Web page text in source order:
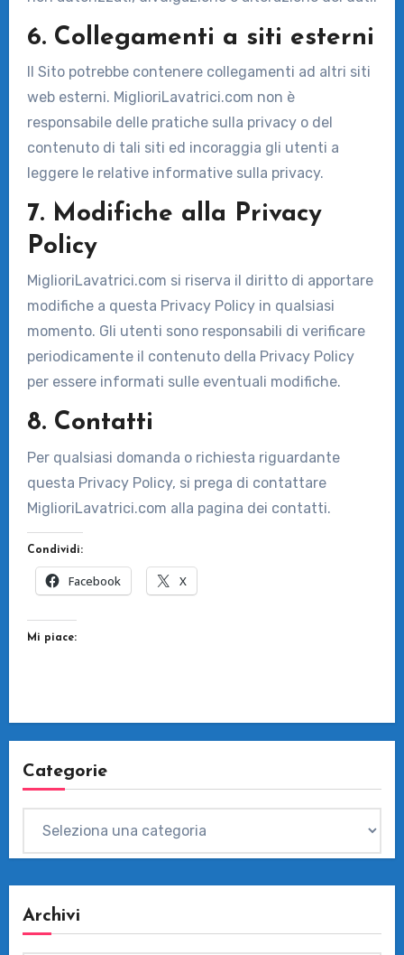
6. Collegamenti a siti esterni
Il Sito potrebbe contenere collegamenti ad altri siti
web esterni. MiglioriLavatrici.com non è
responsabile delle pratiche sulla privacy o del
contenuto di tali siti ed incoraggia gli utenti a
leggere le relative informative sulla privacy.
7. Modifiche alla Privacy
Policy
MiglioriLavatrici.com si riserva il diritto di apportare
modifiche a questa Privacy Policy in qualsiasi
momento. Gli utenti sono responsabili di verificare
periodicamente il contenuto della Privacy Policy
per essere informati sulle eventuali modifiche.
8. Contatti
Per qualsiasi domanda o richiesta riguardante
questa Privacy Policy, si prega di contattare
MiglioriLavatrici.com alla pagina dei contatti.
Condividi:
Facebook X
Mi piace:
Categorie
Archivi